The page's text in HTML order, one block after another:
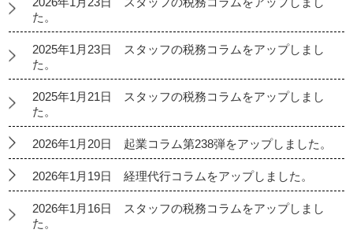
た。
2025年1月23日 スタッフの税務コラムをアップしまし
た。
2025年1月21日 スタッフの税務コラムをアップしまし
た。
2026年1月20日 起業コラム第238弾をアップしました。
2026年1月19日 経理代行コラムをアップしました。
2026年1月16日 スタッフの税務コラムをアップしまし
た。